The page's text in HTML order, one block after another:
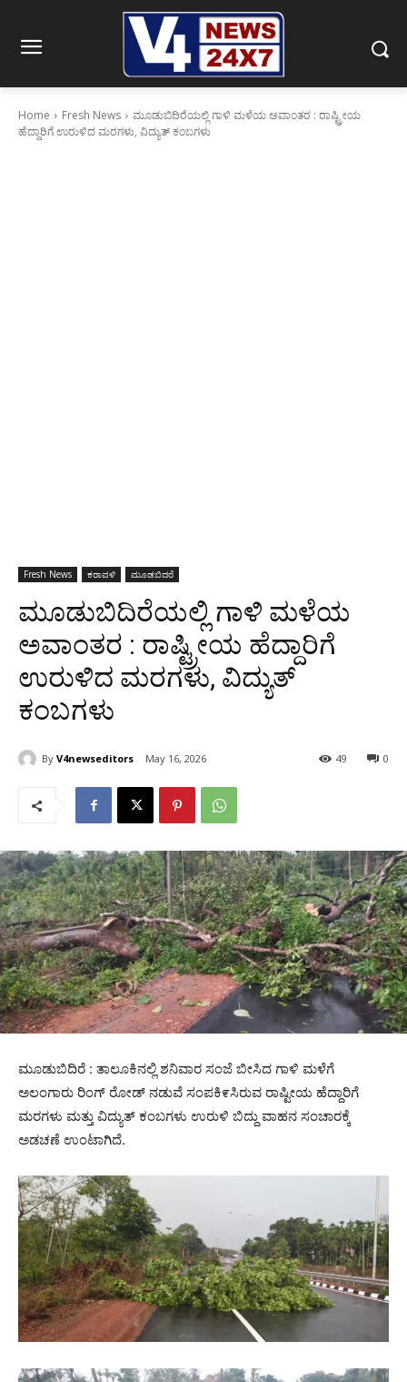
Home Fresh News
ಮೂಡುಬಿದಿರೆಯಲ್ಲಿ ಗಾಳಿ ಮಳೆಯ ಅವಾಂತರ : ರಾಷ್ಟ್ರೀಯ
ಹೆದ್ದಾರಿಗೆ ಉರುಳಿದ ಮರಗಳು, ವಿದ್ಯುತ್ ಕಂಬಗಳು
Fresh News ಕರಾವಳಿ ಮೂಡಬಿದರೆ
ಮೂಡುಬಿದಿರೆಯಲ್ಲಿ ಗಾಳಿ ಮಳೆಯ
ಅವಾಂತರ : ರಾಷ್ಟ್ರೀಯ ಹೆದ್ದಾರಿಗೆ
ಉರುಳಿದ ಮರಗಳು, ವಿದ್ಯುತ್
ಕಂಬಗಳು
By V4newseditors May 16, 2026 0
49
ಮೂಡುಬಿದಿರೆ : ತಾಲೂಕಿನಲ್ಲಿ ಶನಿವಾರ ಸಂಜೆ ಬೀಸಿದ ಗಾಳಿ ಮಳೆಗೆ
ಅಲಂಗಾರು ರಿಂಗ್ ರೋಡ್ ನಡುವೆ ಸಂಪಕಿ೯ಸಿರುವ ರಾಷ್ಟೀಯ ಹೆದ್ದಾರಿಗೆ
ಮರಗಳು ಮತ್ತು ವಿದ್ಯುತ್ ಕಂಬಗಳು ಉರುಳಿ ಬಿದ್ದು ವಾಹನ ಸಂಚಾರಕ್ಕೆ
ಅಡಚಣೆ ಉಂಟಾಗಿದೆ.